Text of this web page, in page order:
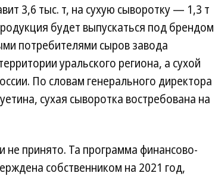
3,6 тыс. т, на сухую сыворотку — 1,3 т
будет выпускаться под брендом
потребителями сыров завода
уральского региона, а сухой
По словам генерального директора
сухая сыворотка востребована на
не принято. Та программа финансово-
собственником на 2021 год,